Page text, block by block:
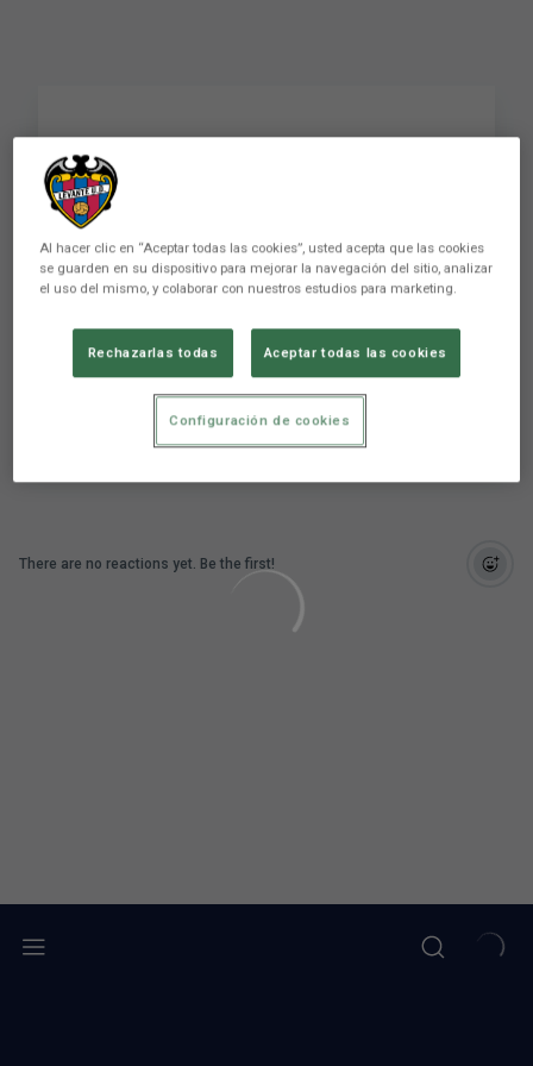
Fran Manzanara: "Es un
privilegio y un orgullo
poder jugar en el Ciutat
de València"
poder jugar en el Ciutat de València"
There are no reactions yet. Be the first!
Al hacer clic en “Aceptar todas las cookies”, usted acepta que las cookies
se guarden en su dispositivo para mejorar la navegación del sitio, analizar
el uso del mismo, y colaborar con nuestros estudios para marketing.
Rechazarlas todas Aceptar todas las cookies
Configuración de cookies